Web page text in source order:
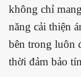
không chỉ
năng cải thiện
bên trong luôn
thời đảm bảo